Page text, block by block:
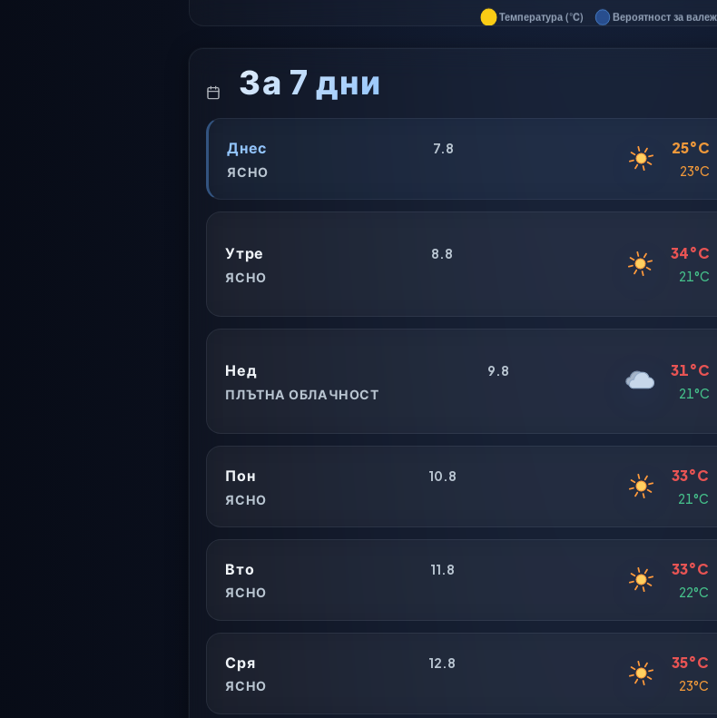
За 7 дни
Днес
7.8
ЯСНО
25°C
23°C
Утре
8.8
ЯСНО
34°C
21°C
Нед
9.8
ПЛЪТНА ОБЛАЧНОСТ
31°C
21°C
Пон
10.8
ЯСНО
33°C
21°C
Вто
11.8
ЯСНО
33°C
22°C
Сря
12.8
ЯСНО
35°C
23°C